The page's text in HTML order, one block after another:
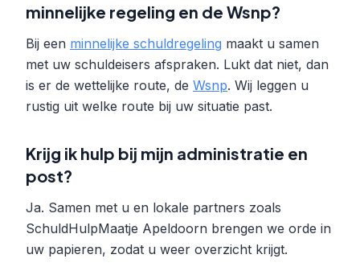
minnelijke regeling en de Wsnp?
Bij een minnelijke schuldregeling maakt u samen
met uw schuldeisers afspraken. Lukt dat niet, dan
is er de wettelijke route, de Wsnp. Wij leggen u
rustig uit welke route bij uw situatie past.
Krijg ik hulp bij mijn administratie en
post?
Ja. Samen met u en lokale partners zoals
SchuldHulpMaatje Apeldoorn brengen we orde in
uw papieren, zodat u weer overzicht krijgt.